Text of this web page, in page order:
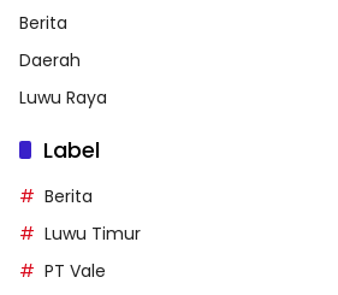
Berita
Daerah
Luwu Raya
Label
Berita
Luwu Timur
PT Vale